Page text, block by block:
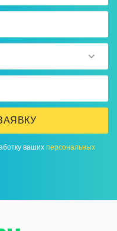
ваших персональных